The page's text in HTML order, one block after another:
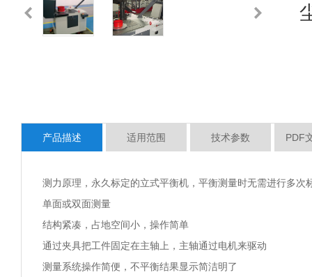
产品描述 适用范围 技术参数 PDF
测力原理，永久标定的立式平衡机，平衡测量时无需进行多次
单面或双面测量
结构紧凑，占地空间小，操作简单
通过夹具把工件固定在主轴上，主轴通过电机来驱动
测量系统操作简便，不平衡结果显示简洁明了